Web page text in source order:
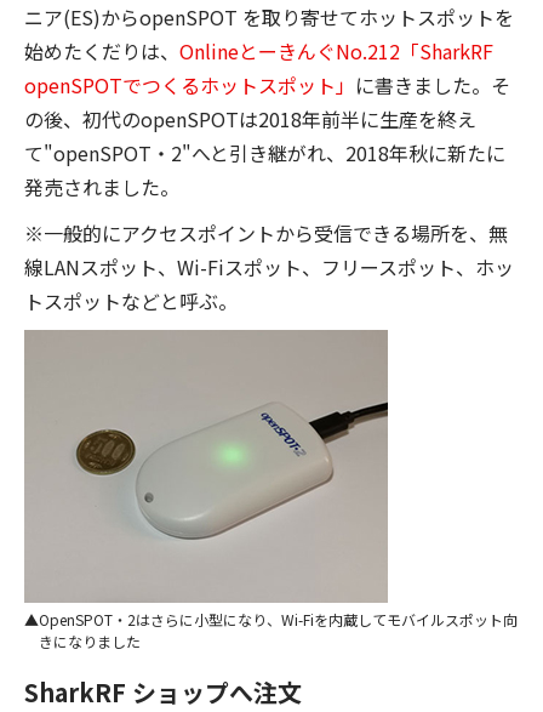
ニア(ES)からopenSPOT を取り寄せてホットスポットを
始めたくだりは、 OnlineとーきんぐNo.212「SharkRF
openSPOTでつくるホットスポット」 に書きました。そ
の後、初代のopenSPOTは2018年前半に生産を終え
て"openSPOT・2"へと引き継がれ、2018年秋に新たに
発売されました。
※一般的にアクセスポイントから受信できる場所を、無
線LANスポット、Wi-Fiスポット、フリースポット、ホッ
トスポットなどと呼ぶ。
OpenSPOT・2はさらに小型になり、Wi-Fiを内蔵してモバイルスポット向
きになりました
SharkRF ショップへ注文